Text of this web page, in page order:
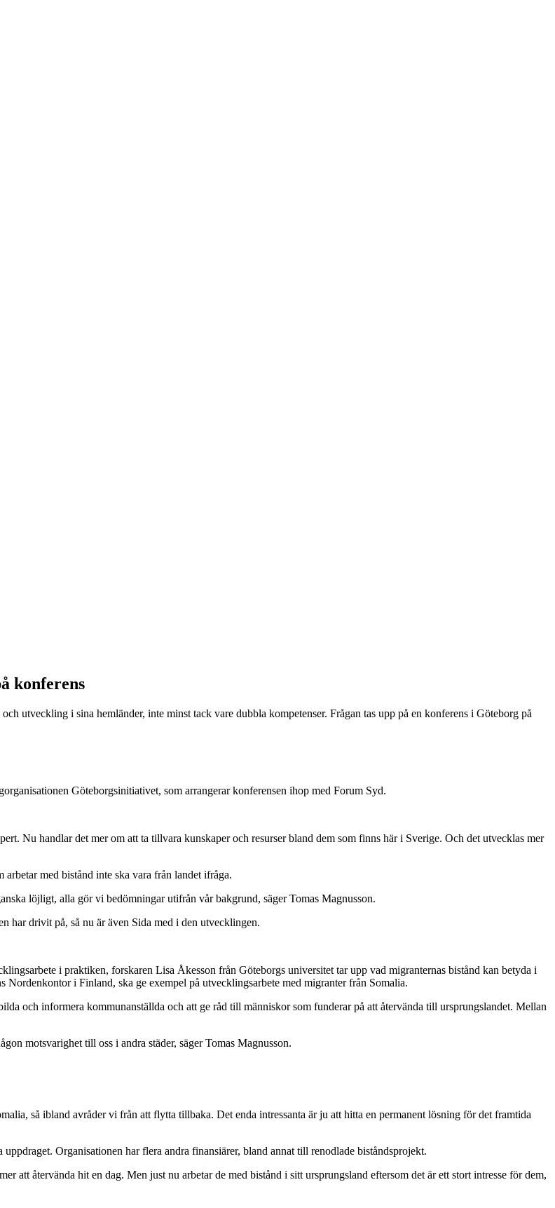
konferens
utveckling i sina hemländer, inte minst tack vare dubbla kompetenser. Frågan tas upp på en konferens i Göteborg på
Göteborgsinitiativet, som arrangerar konferensen ihop med Forum Syd.
Nu handlar det mer om att ta tillvara kunskaper och resurser bland dem som finns här i Sverige. Och det utvecklas mer
med bistånd inte ska vara från landet ifråga.
löjligt, alla gör vi bedömningar utifrån vår bakgrund, säger Tomas Magnusson.
har drivit på, så nu är även Sida med i den utvecklingen.
i praktiken, forskaren Lisa Åkesson från Göteborgs universitet tar upp vad migranternas bistånd kan betyda i
i Finland, ska ge exempel på utvecklingsarbete med migranter från Somalia.
och informera kommunanställda och att ge råd till människor som funderar på att återvända till ursprungslandet. Mellan
motsvarighet till oss i andra städer, säger Tomas Magnusson.
så ibland avråder vi från att flytta tillbaka. Det enda intressanta är ju att hitta en permanent lösning för det framtida
Organisationen har flera andra finansiärer, bland annat till renodlade biståndsprojekt.
att återvända hit en dag. Men just nu arbetar de med bistånd i sitt ursprungsland eftersom det är ett stort intresse för dem,